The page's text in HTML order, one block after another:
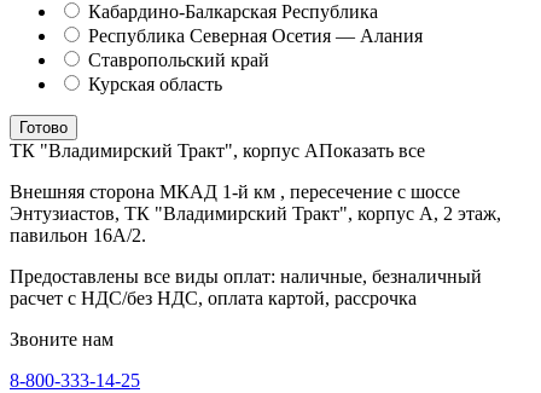
Кабардино-Балкарская Республика
Республика Северная Осетия — Алания
Ставропольский край
Курская область
Готово
ТК "Владимирский Тракт", корпус АПоказать все
Внешняя сторона МКАД 1-й км , пересечение с шоссе
Энтузиастов, ТК "Владимирский Тракт", корпус А, 2 этаж,
павильон 16А/2.
Предоставлены все виды оплат: наличные, безналичный
расчет с НДС/без НДС, оплата картой, рассрочка
Звоните нам
8-800-333-14-25